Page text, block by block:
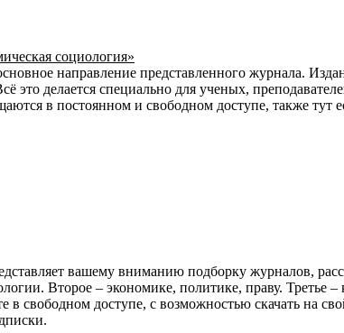
социология»
направление представленного журнала.
это делается специально для ученых,
в постоянном и свободном доступе, также
вашему вниманию подборку журналов,
Второе – экономике, политике, праву.
в свободном доступе, с возможностью скачать на